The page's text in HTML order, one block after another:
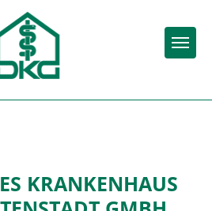
KRANKENHAUS